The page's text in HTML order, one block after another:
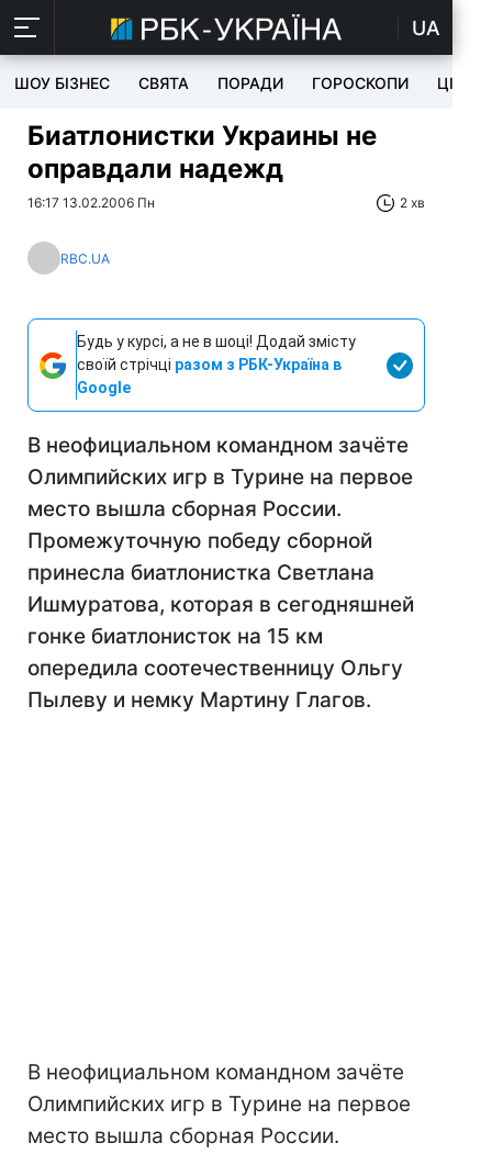
UA
ШОУ БІЗНЕС СВЯТА ПОРАДИ ГОРОСКОПИ ЦІКАВЕ
Биатлонистки Украины не
оправдали надежд
16:17 13.02.2006 Пн 2 хв
RBC.UA
Будь у курсі, а не в шоці! Додай змісту
своїй стрічці разом з РБК-Україна в
Google
В неофициальном командном зачёте
Олимпийских игр в Турине на первое
место вышла сборная России.
Промежуточную победу сборной
принесла биатлонистка Светлана
Ишмуратова, которая в сегодняшней
гонке биатлонисток на 15 км
опередила соотечественницу Ольгу
Пылеву и немку Мартину Глагов.
В неофициальном командном зачёте
Олимпийских игр в Турине на первое
место вышла сборная России.